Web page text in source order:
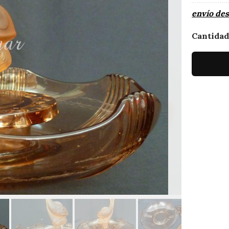
envío
Cantidad